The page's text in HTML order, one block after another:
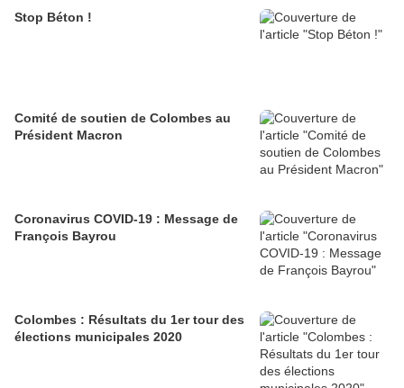
Stop Béton !
Comité de soutien de Colombes au
Président Macron
Coronavirus COVID-19 : Message de
François Bayrou
Colombes : Résultats du 1er tour des
élections municipales 2020